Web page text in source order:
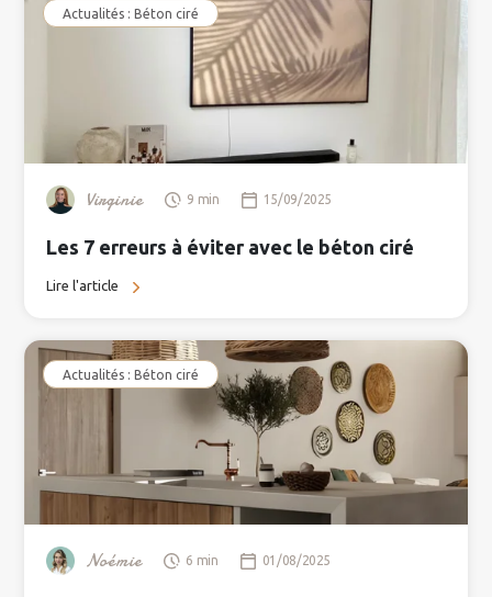
Actualités : Béton ciré
Virginie 9 min 15/09/2025
Les 7 erreurs à éviter avec le béton ciré
Lire l'article
Actualités : Béton ciré
Noémie 6 min 01/08/2025